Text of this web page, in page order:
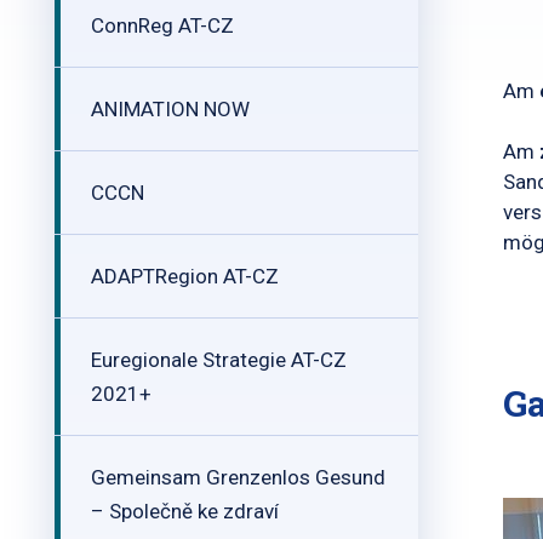
ConnReg AT-CZ
ANIMATION NOW
CCCN
ADAPTRegion AT-CZ
Euregionale Strategie AT-CZ
2021+
Gemeinsam Grenzenlos Gesund
– Společně ke zdraví
Am
Am